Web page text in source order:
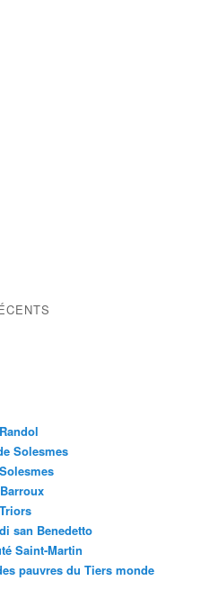
Solesmes
san Benedetto
Saint-Martin
pauvres du Tiers monde